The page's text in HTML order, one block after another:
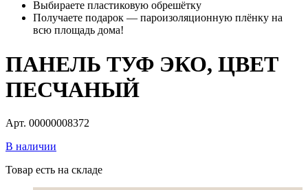
Выбираете пластиковую обрешётку
Получаете подарок — пароизоляционную плёнку на
всю площадь дома!
ПАНЕЛЬ ТУФ ЭКО, ЦВЕТ
ПЕСЧАНЫЙ
Арт. 00000008372
В наличии
Товар есть на складе